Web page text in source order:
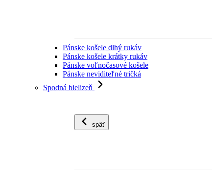
Pánske košele dlhý rukáv
Pánske košele krátky rukáv
Pánske voľnočasové košele
Pánske neviditeľné tričká
Spodná bielizeň
späť